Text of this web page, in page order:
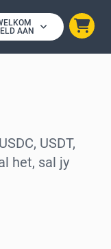
AAN
USDT,
het, sal jy